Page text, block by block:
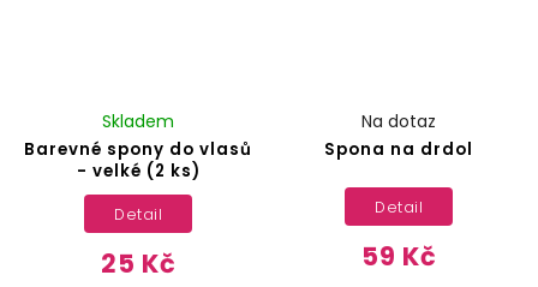
Barevné spony do vlasů
- velké (2 ks)
Skladem
25 Kč
Detail
Spona na drdol
Na dotaz
59 Kč
Detail